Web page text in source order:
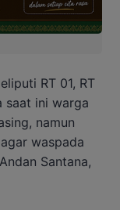
RT 01, RT
saat ini warga
namun
waspada
Santana,